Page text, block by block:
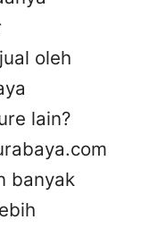
oleh
lain?
banyak